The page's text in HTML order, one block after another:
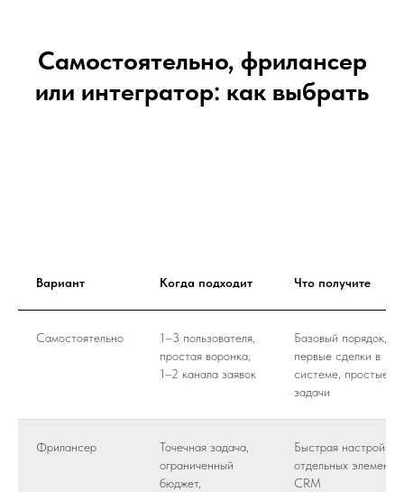
Самостоятельно, фрилансер
или интегратор: как выбрать
Вариант Когда подходит Что получите
Самостоятельно
1–3 пользователя,
простая воронка,
1–2 канала заявок
Базовый порядок,
первые сделки в
системе, простые
задачи
Фрилансер
Точечная задача,
ограниченный
бюджет,
Быстрая настройка
отдельных
CRM